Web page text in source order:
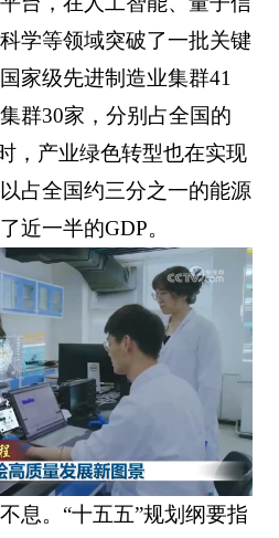
学等领域突破了一批关键
家级先进制造业集群41
群30家，分别占全国的
，产业绿色转型也在实现
占全国约三分之一的能源
近一半的GDP。
息。“十五五”规划纲要指